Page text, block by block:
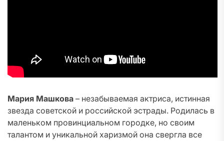
Мария Машкова – незабываемая актриса, истинная
звезда советской и российской эстрады. Родилась в
маленьком провинциальном городке, но своим
талантом и уникальной харизмой она свергла все